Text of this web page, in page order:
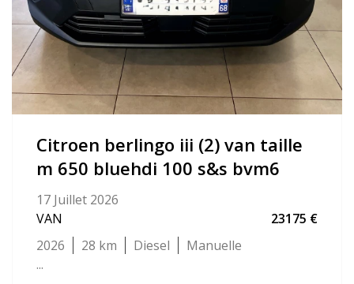
citroen berlingo iii (2) van taille
m 650 bluehdi 100 s&s bvm6
17 Juillet 2026
VAN
23175
2026
28 Diesel
Manuelle
...